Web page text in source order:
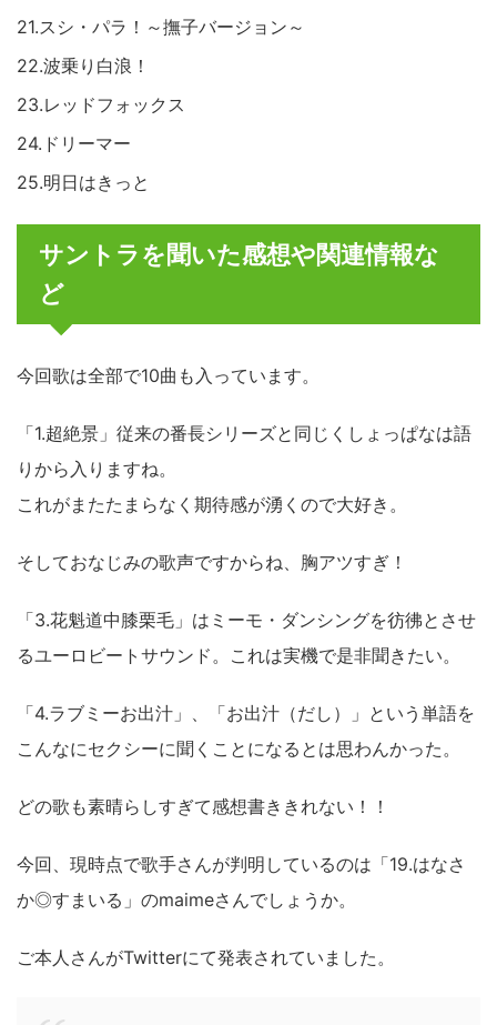
21.スシ・パラ！～撫子バージョン～
22.波乗り白浪！
23.レッドフォックス
24.ドリーマー
25.明日はきっと
サントラを聞いた感想や関連情報な
ど
今回歌は全部で10曲も入っています。
「1.超絶景」従来の番長シリーズと同じくしょっぱなは語
りから入りますね。
これがまたたまらなく期待感が湧くので大好き。
そしておなじみの歌声ですからね、胸アツすぎ！
「3.花魁道中膝栗毛」はミーモ・ダンシングを彷彿とさせ
るユーロビートサウンド。これは実機で是非聞きたい。
「4.ラブミーお出汁」、「お出汁（だし）」という単語を
こんなにセクシーに聞くことになるとは思わんかった。
どの歌も素晴らしすぎて感想書ききれない！！
今回、現時点で歌手さんが判明しているのは「19.はなさ
か◎すまいる」のmaimeさんでしょうか。
ご本人さんがTwitterにて発表されていました。